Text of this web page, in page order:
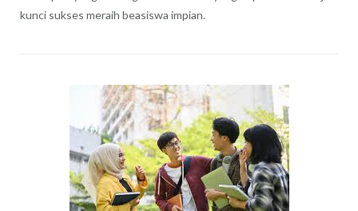
kunci sukses meraih beasiswa impian.